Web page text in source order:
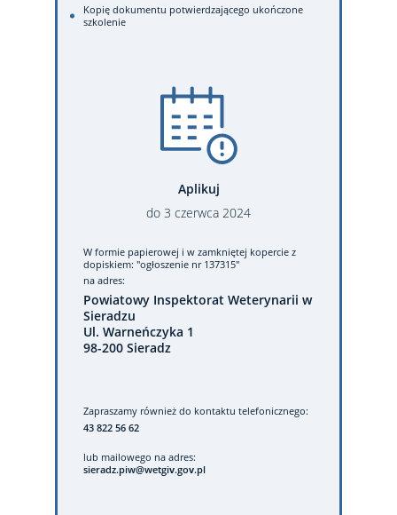
Kopię dokumentu potwierdzającego ukończone
szkolenie
Aplikuj
do 3 czerwca 2024
W formie papierowej i w zamkniętej kopercie z
dopiskiem: "ogłoszenie nr 137315"
na adres:
Powiatowy Inspektorat Weterynarii w
Sieradzu
Ul. Warneńczyka 1
98-200 Sieradz
Zapraszamy również do kontaktu telefonicznego:
43 822 56 62
lub mailowego na adres:
sieradz.piw@wetgiv.gov.pl